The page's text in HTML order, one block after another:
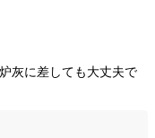
灰に差しても大丈夫で